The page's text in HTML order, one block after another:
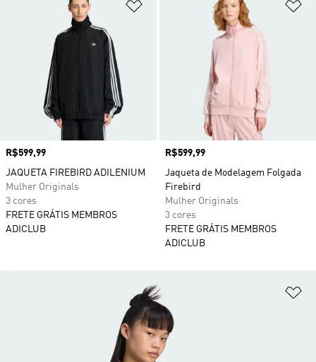
Adicionar à Lista de Desejos
Preço
R$599,99
JAQUETA FIREBIRD ADILENIUM
Mulher Originals
3 cores
FRETE GRÁTIS MEMBROS
ADICLUB
Preço
R$599,99
Jaqueta de Modelagem Folgada
Firebird
Mulher Originals
3 cores
FRETE GRÁTIS MEMBROS
ADICLUB